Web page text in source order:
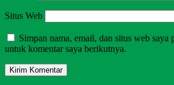
Situs Web
Simpan nama, email, dan situs web saya
untuk komentar saya berikutnya.